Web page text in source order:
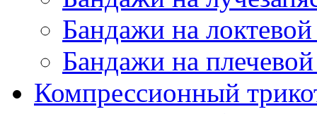
Бандажи на локтевой
Бандажи на плечевой
Компрессионный